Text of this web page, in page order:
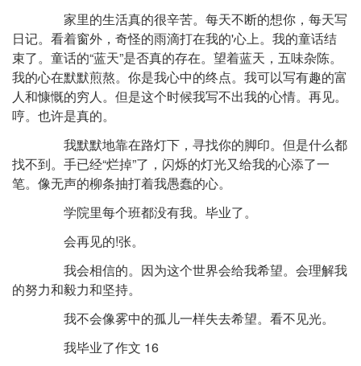
家里的生活真的很辛苦。每天不断的想你，每天写
日记。看着窗外，奇怪的雨滴打在我的'心上。我的童话结
束了。童话的“蓝天”是否真的存在。望着蓝天，五味杂陈。
我的心在默默煎熬。你是我心中的终点。我可以写有趣的富
人和慷慨的穷人。但是这个时候我写不出我的心情。再见。
哼。也许是真的。
我默默地靠在路灯下，寻找你的脚印。但是什么都
找不到。手已经“烂掉”了，闪烁的灯光又给我的心添了一
笔。像无声的柳条抽打着我愚蠢的心。
学院里每个班都没有我。毕业了。
会再见的!张。
我会相信的。因为这个世界会给我希望。会理解我
的努力和毅力和坚持。
我不会像雾中的孤儿一样失去希望。看不见光。
我毕业了作文 16